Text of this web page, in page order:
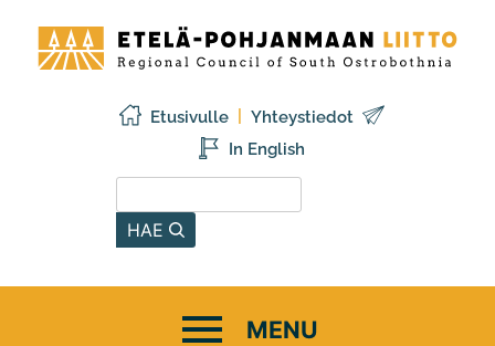
sisältöön
Pohjanmaan
liitto
Etusivulle Yhteystiedot
HAE
In English